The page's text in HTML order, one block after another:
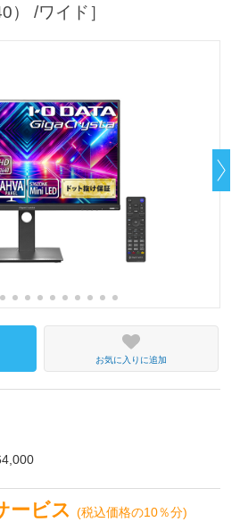
） /ワイド］
お気に入りに追加
ービス(税込価格の10％分)